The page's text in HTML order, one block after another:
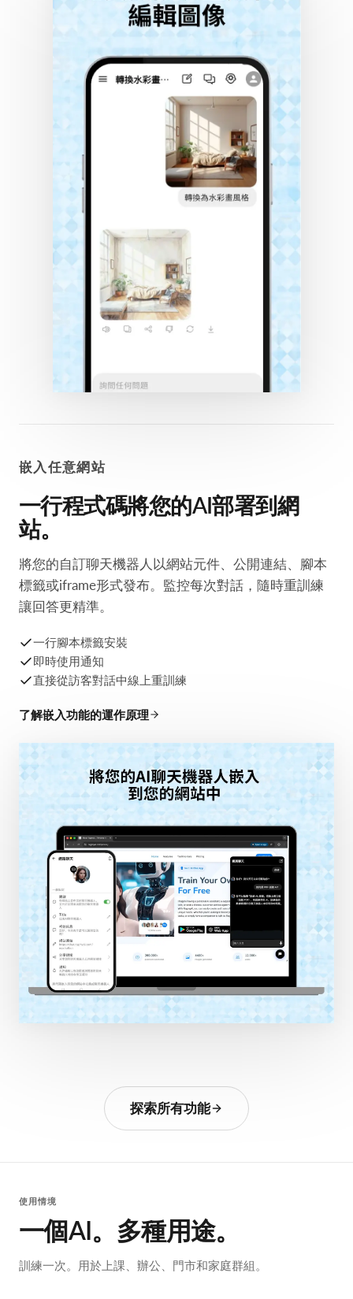
嵌入任意網站
一行程式碼將您的AI部署到網
站。
將您的自訂聊天機器人以網站元件、公開連結、腳本
標籤或iframe形式發布。監控每次對話，隨時重訓練
讓回答更精準。
一行腳本標籤安裝
直接從訪客對話中線上重訓練
了解嵌入功能的運作原理
使用情境
一個AI。多種用途。